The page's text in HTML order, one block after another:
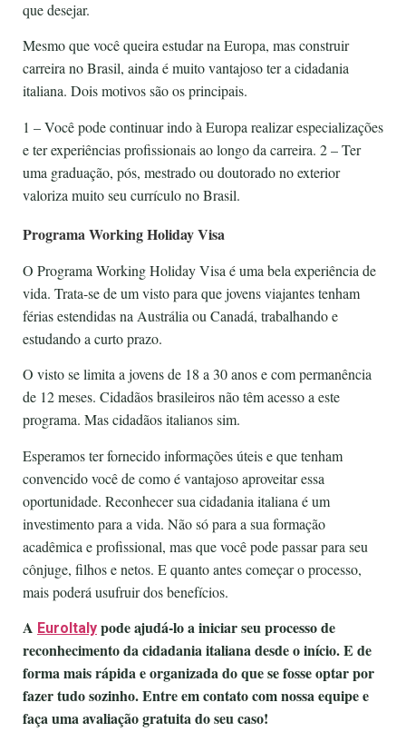
que desejar.
Mesmo que você queira estudar na Europa, mas construir
carreira no Brasil, ainda é muito vantajoso ter a cidadania
italiana. Dois motivos são os principais.
1 – Você pode continuar indo à Europa realizar especializações
e ter experiências profissionais ao longo da carreira. 2 – Ter
uma graduação, pós, mestrado ou doutorado no exterior
valoriza muito seu currículo no Brasil.
Programa Working Holiday Visa
O Programa Working Holiday Visa é uma bela experiência de
vida. Trata-se de um visto para que jovens viajantes tenham
férias estendidas na Austrália ou Canadá, trabalhando e
estudando a curto prazo.
O visto se limita a jovens de 18 a 30 anos e com permanência
de 12 meses. Cidadãos brasileiros não têm acesso a este
programa. Mas cidadãos italianos sim.
Esperamos ter fornecido informações úteis e que tenham
convencido você de como é vantajoso aproveitar essa
oportunidade. Reconhecer sua cidadania italiana é um
investimento para a vida. Não só para a sua formação
acadêmica e profissional, mas que você pode passar para seu
cônjuge, filhos e netos. E quanto antes começar o processo,
mais poderá usufruir dos benefícios.
A EuroItaly pode ajudá-lo a iniciar seu processo de
reconhecimento da cidadania italiana desde o início. E de
forma mais rápida e organizada do que se fosse optar por
fazer tudo sozinho. Entre em contato com nossa equipe e
faça uma avaliação gratuita do seu caso!